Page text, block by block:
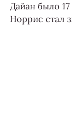
Дайан было
Норрис стал